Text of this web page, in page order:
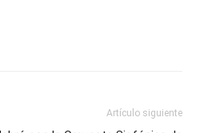
Artículo siguiente